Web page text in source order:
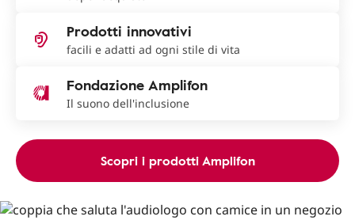
Prodotti innovativi
facili e adatti ad ogni stile di vita
Fondazione Amplifon
Il suono dell'inclusione
Scopri i prodotti Amplifon